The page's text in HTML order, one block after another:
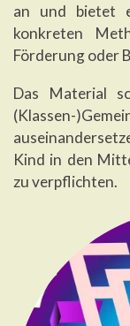
an und bietet
konkreten
Förderung oder
Das Material
(Klassen-
Kind in den
zu verpflichten.